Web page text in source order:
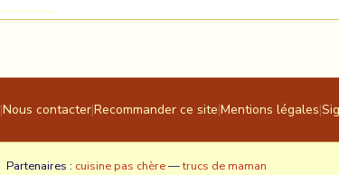
|Nous contacter|Recommander ce site|Mentions légales|
Partenaires : cuisine pas chère—trucs de maman